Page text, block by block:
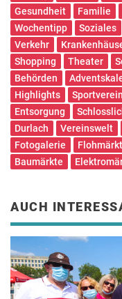
Gesundheit
Familie
Wochentipp
Soziales
Verkehr
Shopping
Theater
Behörden
Highlights
Entsorgung
Durlach
Vereinswelt
Fotogalerie
Baumärkte
AUCH